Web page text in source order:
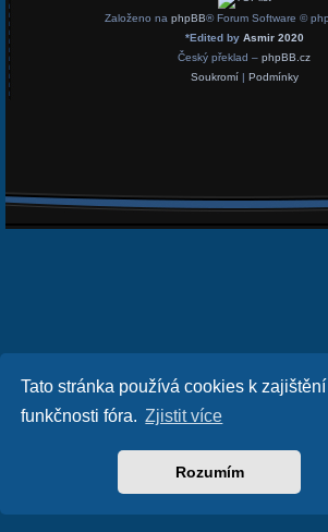
Tato stránka používá cookies k
funkčnosti fóra. Zjistit více
Rozumím
Založeno na phpBB® Forum Software ©
*Edited by Asmir 2020
Český překlad – phpBB.cz
Soukromí| Podmínky